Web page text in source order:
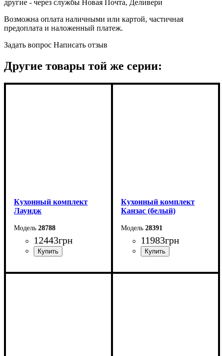
другие - через службы Новая Почта, Деливери
Возможна оплата наличными или картой, частичная
предоплата и наложенный платеж.
Задать вопрос Написать отзыв
Другие товары той же серии:
Кухонный комплект
Лаундж
28788
12443грн
Pазмер уголок: 149*114
Кухонный комплект
Канзас (белый)
28391
11983грн
Pазмер уголок: 155*115